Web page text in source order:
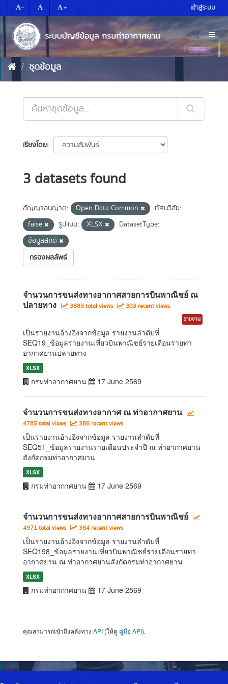
to
content
- + เข้าสู่ระบบ
ชุดข้อมูล
เรียงโดย
3 datasets found
สัญญาอนุญาต: Open Data Common
ทัศนวิสัย:
false
รูปแบบ: XLSX
DatasetType:
ข้อมูลสถิติ
กรองผลลัพธ์
จำนวนการขนส่งทางอากาศสายการบินพาณิชย์ ณ
ปลายทาง
3883 total views 303 recent views
รายงาน
เป็นรายงานอ้างอิงจากข้อมูล รายงานลำดับที่
SEQ19_ข้อมูลรายงานเที่ยวบินพาณิชย์รายเดือนรายท่า
อากาศยานปลายทาง
XLSX
กรมท่าอากาศยาน 17 June 2569
จำนวนการขนส่งทางอากาศ ณ ท่าอากาศยาน
4785 total views 386 recent views
เป็นรายงานอ้างอิงจากข้อมูล รายงานลำดับที่
SEQ51_ข้อมูลรายงานรายเดือนประจำปี ณ ท่าอากาศยาน
สังกัดกรมท่าอากาศยาน
XLSX
กรมท่าอากาศยาน 17 June 2569
จำนวนการขนส่งทางอากาศสายการบินพาณิชย์
4971 total views 384 recent views
เป็นรายงานอ้างอิงจากข้อมูล รายงานลำดับที่
SEQ198_ข้อมูลรายงานเที่ยวบินพาณิชย์รายเดือนรายท่า
อากาศยาน ณ ท่าอากาศยานสังกัดกรมท่าอากาศยาน
XLSX
กรมท่าอากาศยาน 17 June 2569
คุณสามารถเข้าถึงคลังทาง API (ให้ดู คู่มือ API).